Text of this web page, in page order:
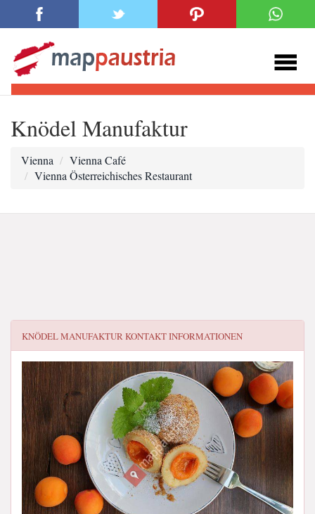
Knödel Manufaktur
Vienna
Vienna Café
Vienna Österreichisches Restaurant
KNÖDEL MANUFAKTURKONTAKT INFORMATIONEN